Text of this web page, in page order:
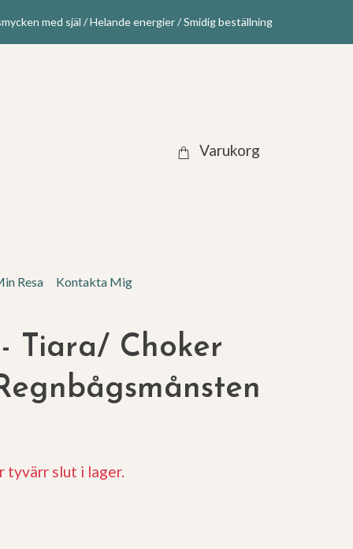
med själ / Helande energier / Smidig beställning
Varukorg
Resa Kontakta Mig
Tiara/ Choker
tyvärr slut i lager.